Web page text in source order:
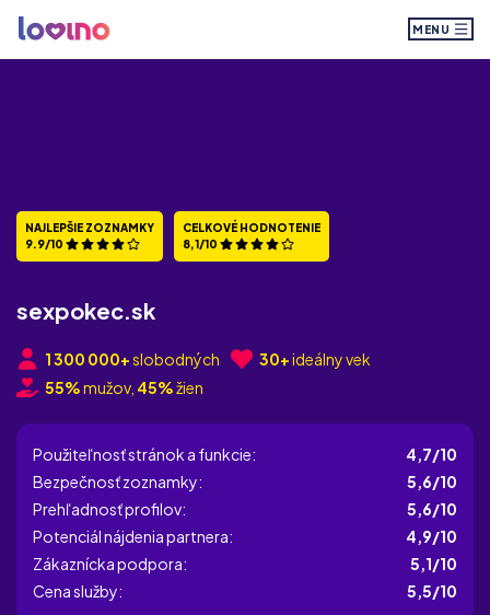
MENU
NAJLEPŠIE ZOZNAMKY
9.9/10
CELKOVÉ HODNOTENIE
8,1/10
sexpokec.sk
1 300 000+slobodných 30+ideálny vek
55%mužov, 45%žien
Použiteľnosť stránok a funkcie:
4,7/10
Bezpečnosť zoznamky:
5,6/10
Prehľadnosť profilov:
5,6/10
Potenciál nájdenia partnera:
4,9/10
Zákaznícka podpora:
5,1/10
Cena služby:
5,5/10